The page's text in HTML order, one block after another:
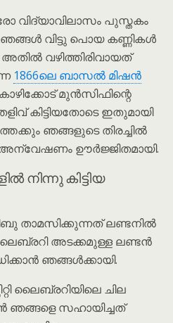
വിദ്യാവിലാസം പുസ്തകം
വിട്ടു പൊയ കണ്ണികൾ
വഴിത്തിരിവായത്
1866ലെ ബാസൽ മിഷൻ
മുൻസിഫിന്റെ
കിട്ടിയതോടെ ഇതുമായി
ഞങ്ങളുടെ തിരച്ചിൽ
അന്വേഷണം ഊർജ്ജിതമായി.
നിന്നു കിട്ടിയ
താമസിക്കുന്നത് ലണ്ടനിൽ
അടക്കമുള്ള ലണ്ടൻ
ഞങ്ങൾക്കായി.
ലൈബ്രറിയിലെ ചില
ഞങ്ങളെ സഹായിച്ചത്